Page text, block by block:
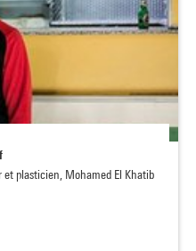
plasticien, Mohamed El Khatib